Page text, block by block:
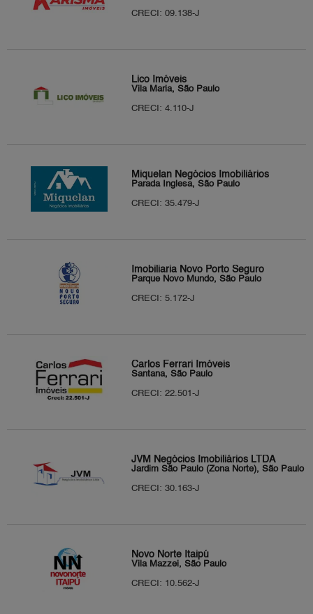
CRECI: 09.138-J
Lico Imóveis
Vila Maria, São Paulo
CRECI: 4.110-J
Miquelan Negócios Imobiliários
Parada Inglesa, São Paulo
CRECI: 35.479-J
Imobiliaria Novo Porto Seguro
Parque Novo Mundo, São Paulo
CRECI: 5.172-J
Carlos Ferrari Imóveis
Santana, São Paulo
CRECI: 22.501-J
JVM Negócios Imobiliários LTDA
Jardim São Paulo (Zona Norte), São Paulo
CRECI: 30.163-J
Novo Norte Itaipú
Vila Mazzei, São Paulo
CRECI: 10.562-J